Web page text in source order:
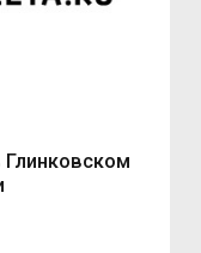
Глинковском